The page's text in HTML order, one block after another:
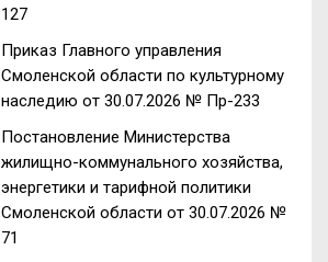
127
Приказ Главного управления
Смоленской области по культурному
наследию от 30.07.2026 № Пр-233
Постановление Министерства
жилищно-коммунального хозяйства,
энергетики и тарифной политики
Смоленской области от 30.07.2026 №
71